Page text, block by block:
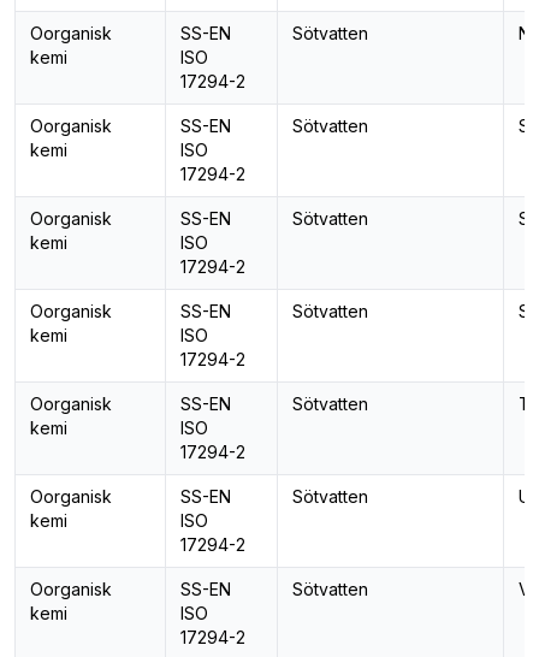
Oorganisk
kemi
SS-EN
ISO
17294-2
Sötvatten
Oorganisk
kemi
SS-EN
ISO
17294-2
Sötvatten
Oorganisk
kemi
SS-EN
ISO
17294-2
Sötvatten
Oorganisk
kemi
SS-EN
ISO
17294-2
Sötvatten
Oorganisk
kemi
SS-EN
ISO
17294-2
Sötvatten
Oorganisk
kemi
SS-EN
ISO
17294-2
Sötvatten
Oorganisk
kemi
SS-EN
ISO
17294-2
Sötvatten